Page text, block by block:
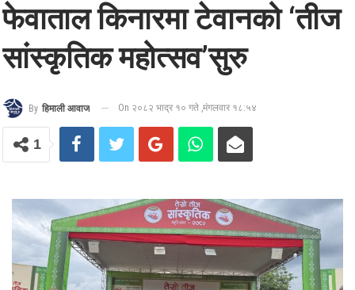
फेवाताल किनारमा टेवानको ‘तीज
सांस्कृतिक महोत्सव’सुरु
By हिमाली आवाज On २०८२ भाद्र १० गते ,मंगलवार १८:५४
1